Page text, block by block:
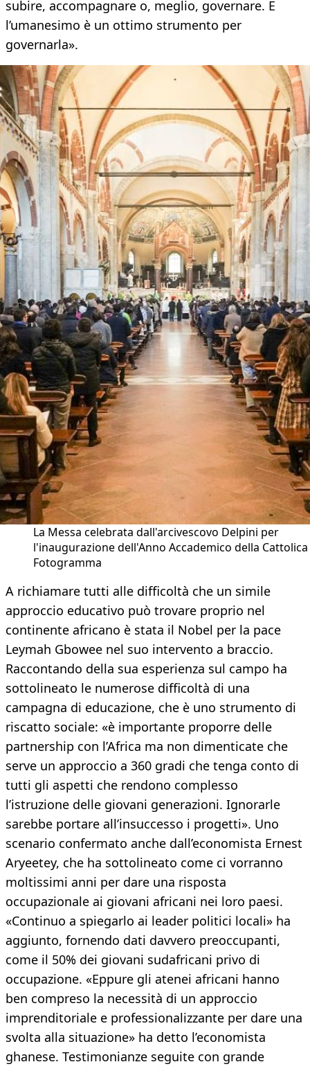
subire, accompagnare o, meglio, governare. E
l’umanesimo è un ottimo strumento per
governarla».
La Messa celebrata dall'arcivescovo Delpini per
l'inaugurazione dell'Anno Accademico della Cattolica
Fotogramma
A richiamare tutti alle difficoltà che un simile
approccio educativo può trovare proprio nel
continente africano è stata il Nobel per la pace
Leymah Gbowee nel suo intervento a braccio.
Raccontando della sua esperienza sul campo ha
sottolineato le numerose difficoltà di una
campagna di educazione, che è uno strumento di
riscatto sociale: «è importante proporre delle
partnership con l’Africa ma non dimenticate che
serve un approccio a 360 gradi che tenga conto di
tutti gli aspetti che rendono complesso
l’istruzione delle giovani generazioni. Ignorarle
sarebbe portare all’insuccesso i progetti». Uno
scenario confermato anche dall’economista Ernest
Aryeetey, che ha sottolineato come ci vorranno
moltissimi anni per dare una risposta
occupazionale ai giovani africani nei loro paesi.
«Continuo a spiegarlo ai leader politici locali» ha
aggiunto, fornendo dati davvero preoccupanti,
come il 50% dei giovani sudafricani privo di
occupazione. «Eppure gli atenei africani hanno
ben compreso la necessità di un approccio
imprenditoriale e professionalizzante per dare una
svolta alla situazione» ha detto l’economista
ghanese. Testimonianze seguite con grande